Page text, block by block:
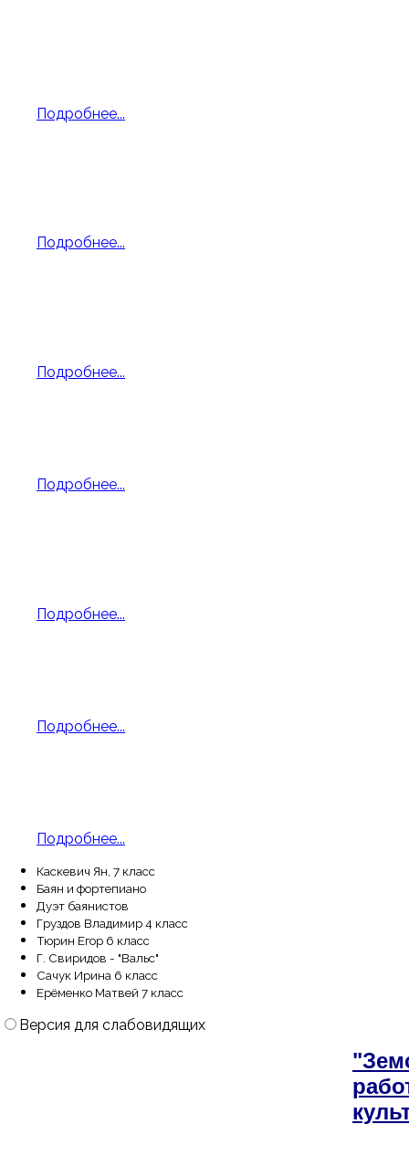
Подробнее...
Подробнее...
Подробнее...
Подробнее...
Подробнее...
Подробнее...
Подробнее...
Каскевич Ян, 7 класс
Баян и фортепиано
Дуэт баянистов
Груздов Владимир 4 класс
Тюрин Егор 6 класс
Г. Свиридов - "Вальс"
Сачук Ирина 6 класс
Ерёменко Матвей 7 класс
Версия для слабовидящих